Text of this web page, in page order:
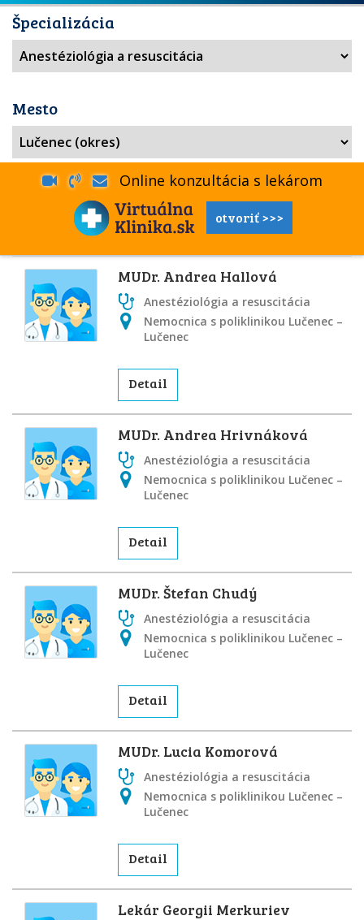
Špecializácia
Mesto
Online konzultácia s lekárom
otvoriť >>>
MUDr. Andrea Hallová
Anestéziológia a resuscitácia
Nemocnica s poliklinikou Lučenec –
Lučenec
Detail
MUDr. Andrea Hrivnáková
Anestéziológia a resuscitácia
Nemocnica s poliklinikou Lučenec –
Lučenec
Detail
MUDr. Štefan Chudý
Anestéziológia a resuscitácia
Nemocnica s poliklinikou Lučenec –
Lučenec
Detail
MUDr. Lucia Komorová
Anestéziológia a resuscitácia
Nemocnica s poliklinikou Lučenec –
Lučenec
Detail
Lekár Georgii Merkuriev